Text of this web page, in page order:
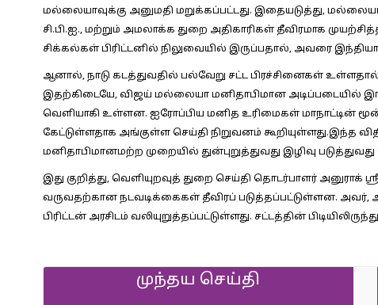
மல்லையாவுக்கு அனுமதி மறுக்கப்பட்டது. இதையடுத்து,
சி.பி.ஐ., மற்றும் அமலாக்க துறை அதிகாரிகள் தீவிரமாக
சிக்கல்கள் பிரிட்டனில் நிலுவையில் இருப்பதால், அவரை
ஆனால், நாடு கடத்துவதில் பல்வேறு சட்ட பிரச்சினைகள்
இதற்கிடையே, விஜய் மல்லையா மனிதாபிமான அடிப்படையில்
வெளியாகி உள்ளன. ஐரோப்பிய மனித உரிமைகள் மாநாட்டின்
கேட்டுள்ளதாக அங்குள்ள செய்தி நிறுவனம் கூறியுள்ளது.இந்த
மனிதாபிமானமற்ற முறையில் துன்புறுத்துவது இழிவு
இது குறித்து, வெளியுறவுத் துறை செய்தி தொடர்பாளர் அனுராக்
வருவதற்கான நடவடிக்கைகள் தீவிரப் படுத்தப்பட்டுள்ளன.
பிரிட்டன் அரசிடம் வலியுறுத்தப்பட்டுள்ளது. சட்டத்தின்
முந்தய செய்தி